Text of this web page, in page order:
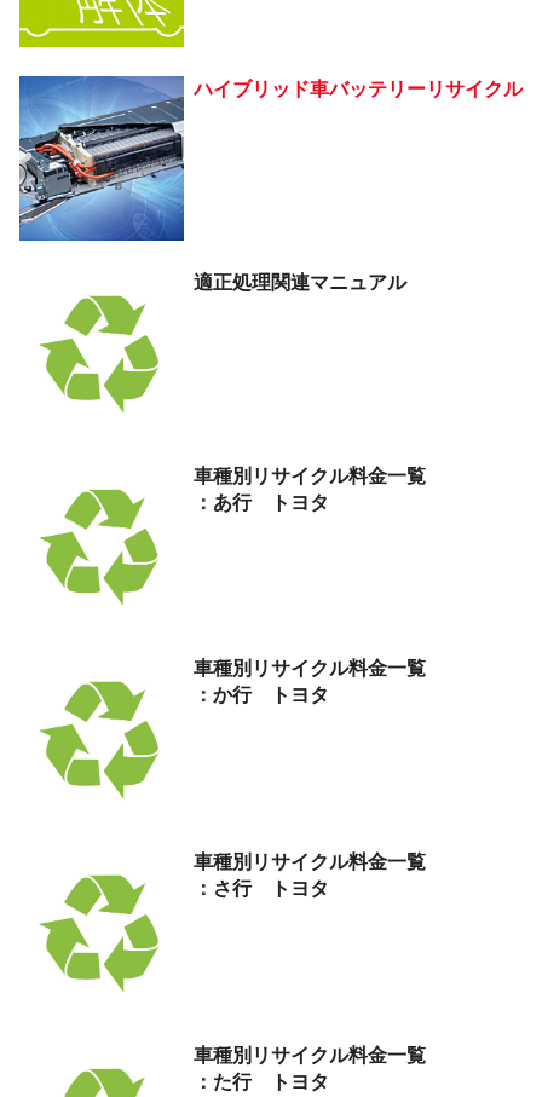
ハイブリッド車バッテリーリサイクル
適正処理関連マニュアル
車種別リサイクル料金一覧
：あ行 トヨタ
車種別リサイクル料金一覧
：か行 トヨタ
車種別リサイクル料金一覧
：さ行 トヨタ
車種別リサイクル料金一覧
：た行 トヨタ